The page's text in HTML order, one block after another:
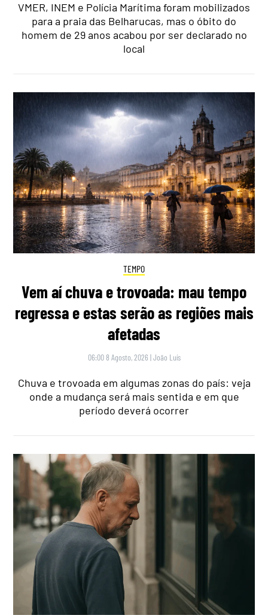
VMER, INEM e Polícia Marítima foram mobilizados
para a praia das Belharucas, mas o óbito do
homem de 29 anos acabou por ser declarado no
local
TEMPO
Vem aí chuva e trovoada: mau tempo
regressa e estas serão as regiões mais
afetadas
06:00 8 Agosto, 2026 |João Luís
Chuva e trovoada em algumas zonas do país: veja
onde a mudança será mais sentida e em que
período deverá ocorrer